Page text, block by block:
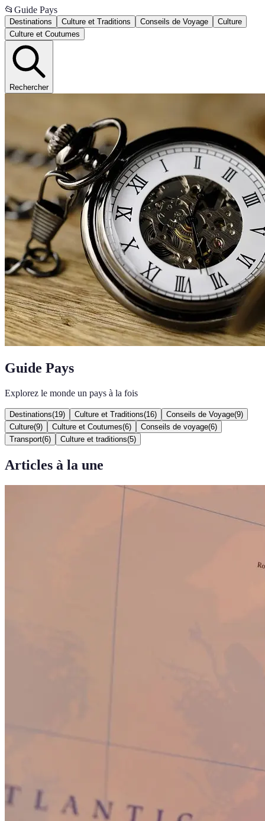
📂 Guide Pays
Destinations Culture et Traditions Conseils de Voyage
Culture
Culture et Coutumes
Rechercher
Guide Pays
Explorez le monde un pays à la fois
Destinations(19) Culture et Traditions(16) Conseils de Voyage(9)
Culture(9) Culture et Coutumes(6) Conseils de voyage(6)
Transport(6) Culture et traditions(5)
Articles à la une